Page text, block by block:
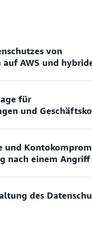
von
AWS und
Service.
für
und
und
nach einem Angriff
Defense-in-Depth-
des